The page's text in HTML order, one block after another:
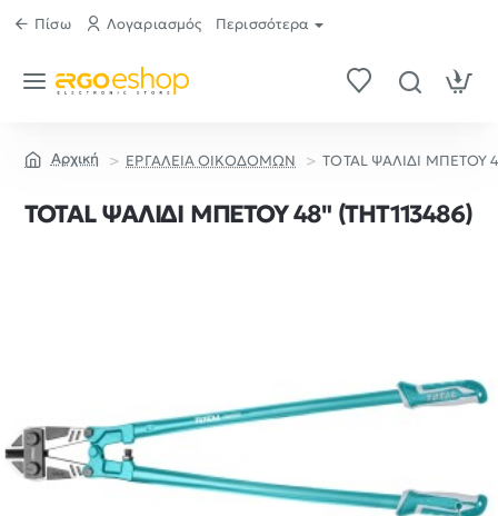
Πίσω Λογαριασμός Περισσότερα
ΕΡΓΑΛΕΙΑ ΟΙΚΟΔΟΜΩΝ TOTAL ΨΑΛΙΔΙ ΜΠΕΤΟΥ
TOTAL ΨΑΛΙΔΙ ΜΠΕΤΟΥ 48" (THT113486)